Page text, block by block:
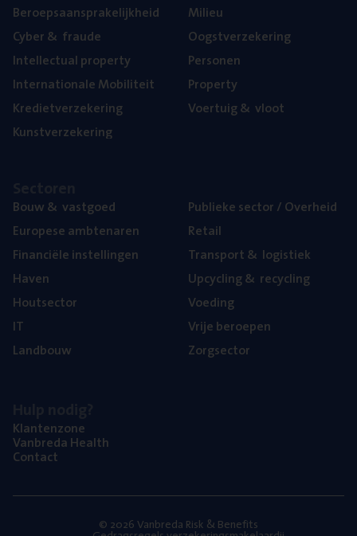
Beroeps­aan­spra­ke­lijk­heid
Cyber& fraude
Intel­lec­tu­al property
Inter­na­ti­o­na­le Mobiliteit
Kre­diet­ver­ze­ke­ring
Kunst­ver­ze­ke­ring
Mili­eu
Oogst­ver­ze­ke­ring
Per­so­nen
Pro­per­ty
Voer­tuig& vloot
Bouw& vastgoed
Euro­pe­se ambtenaren
Finan­ci­ë­le instellingen
Haven
Hout­sec­tor
IT
Land­bouw
Publie­ke sec­tor / Overheid
Retail
Trans­port& logistiek
Upcy­cling& recycling
Voe­ding
Vrije beroe­pen
Zorg­sec­tor
Klan­ten­zo­ne
Van­b­re­da Health
Con­tact
© 2026 Vanbreda Risk & Benefits